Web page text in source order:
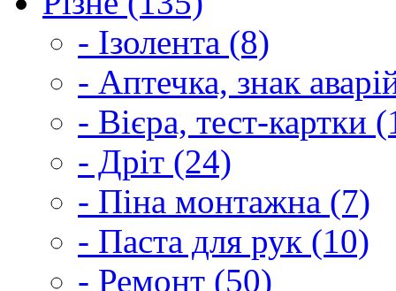
- Ізолента (8)
- Аптечка, знак
- Вієра, тест-картки
- Дріт (24)
- Піна монтажна (7)
- Паста для рук (10)
- Ремонт (50)